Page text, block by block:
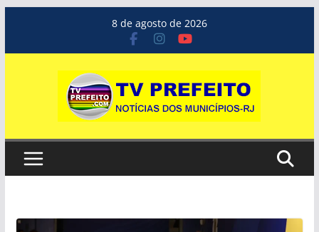
o
8 de agosto de 2026